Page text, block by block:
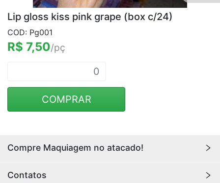
Lip gloss kiss pink grape (box c/24)
COD: Pg001
R$ 7,50/pç
COMPRAR
Compre Maquiagem no atacado!
com os melhores preços. Acesse a loja da
Contatos